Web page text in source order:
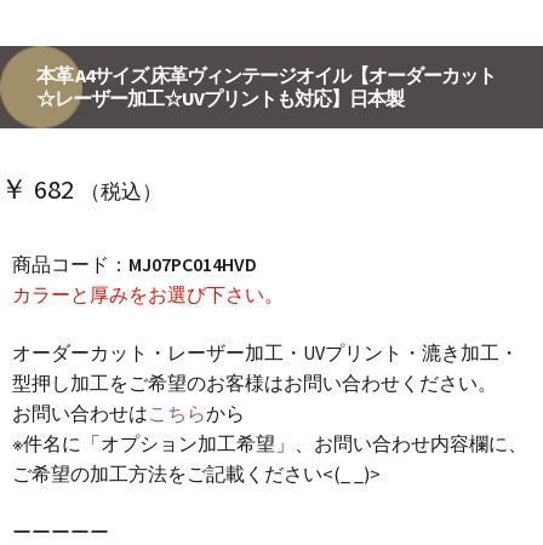
本革 A4サイズ 床革ヴィンテージオイル【オーダーカット
☆レーザー加工☆UVプリントも対応】日本製
￥ 682 （税込）
商品コード： MJ07PC014HVD
カラーと厚みをお選び下さい。
オーダーカット・レーザー加工・UVプリント・漉き加工・
型押し加工をご希望のお客様はお問い合わせください。
お問い合わせはこちらから
※件名に「オプション加工希望」、お問い合わせ内容欄に、
ご希望の加工方法をご記載ください<(_ _)>
ーーーーー